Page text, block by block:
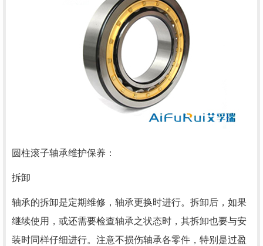
圆柱滚子轴承维护保养：
拆卸
轴承的拆卸是定期维修，轴承更换时进行。拆卸后，如果
继续使用，或还需要检查轴承之状态时，其拆卸也要与安
装时同样仔细进行。注意不损伤轴承各零件，特别是过盈